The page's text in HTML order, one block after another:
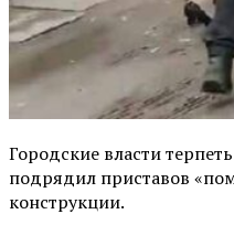
Городские власти
подрядил приставов
конструкции.